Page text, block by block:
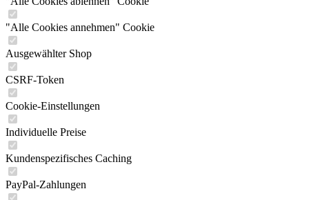
"Alle Cookies annehmen" Cookie
Ausgewählter Shop
CSRF-Token
Cookie-Einstellungen
Individuelle Preise
Kundenspezifisches Caching
PayPal-Zahlungen